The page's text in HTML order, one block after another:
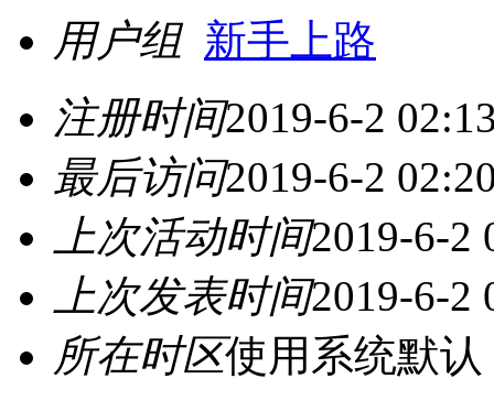
用户组 新手上路
注册时间2019-6-2
最后访问2019-6-2
上次活动时间2019-6-2
上次发表时间2019-6-2
所在时区使用系统默认